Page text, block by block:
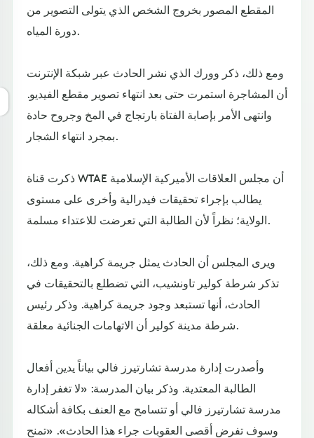
المقطع المصور بخروج الشخص الذي يتولى التصوير من
دورة المياه.
ومع ذلك، ذكر وورك الذي نشر الحادث عبر شبكة الإنترنت
أن المشاجرة استمرت حتى بعد انتهاء تصوير مقطع الفيديو.
وانتهى الأمر بإصابة الفتاة بارتجاج في المخ وجروح حادة
بمجرد انتهاء الشجار.
ذكرت قناة WTAE أن مجلس العلاقات الأميركية الإسلامية
يطالب بإجراء تحقيقات فيدرالية وأخرى على مستوى
الولاية؛ نظراً لأن الطالبة التي تعرضت للاعتداء مسلمة.
ويرى المجلس أن الحادث يمثل جريمة كراهية. ومع ذلك،
تذكر شرطة كولير تاونشيب، التي تضطلع بالتحقيقات في
الحادث، أنها تستبعد وجود جريمة كراهية. وذكر رئيس
شرطة مدينة كولير أن الاتهامات الجنائية معلقة.
وأصدرت إدارة مدرسة تشارتيرز فالي بياناً يدين أفعال
الطالبة المعتدية. وذكر بيان المدرسة: «لا تغفر إدارة
مدرسة تشارتيرز فالي أو تتسامح مع العنف بكافة أشكاله
وسوف تفرض أقصى العقوبات جراء هذا الحادث». «تمنح